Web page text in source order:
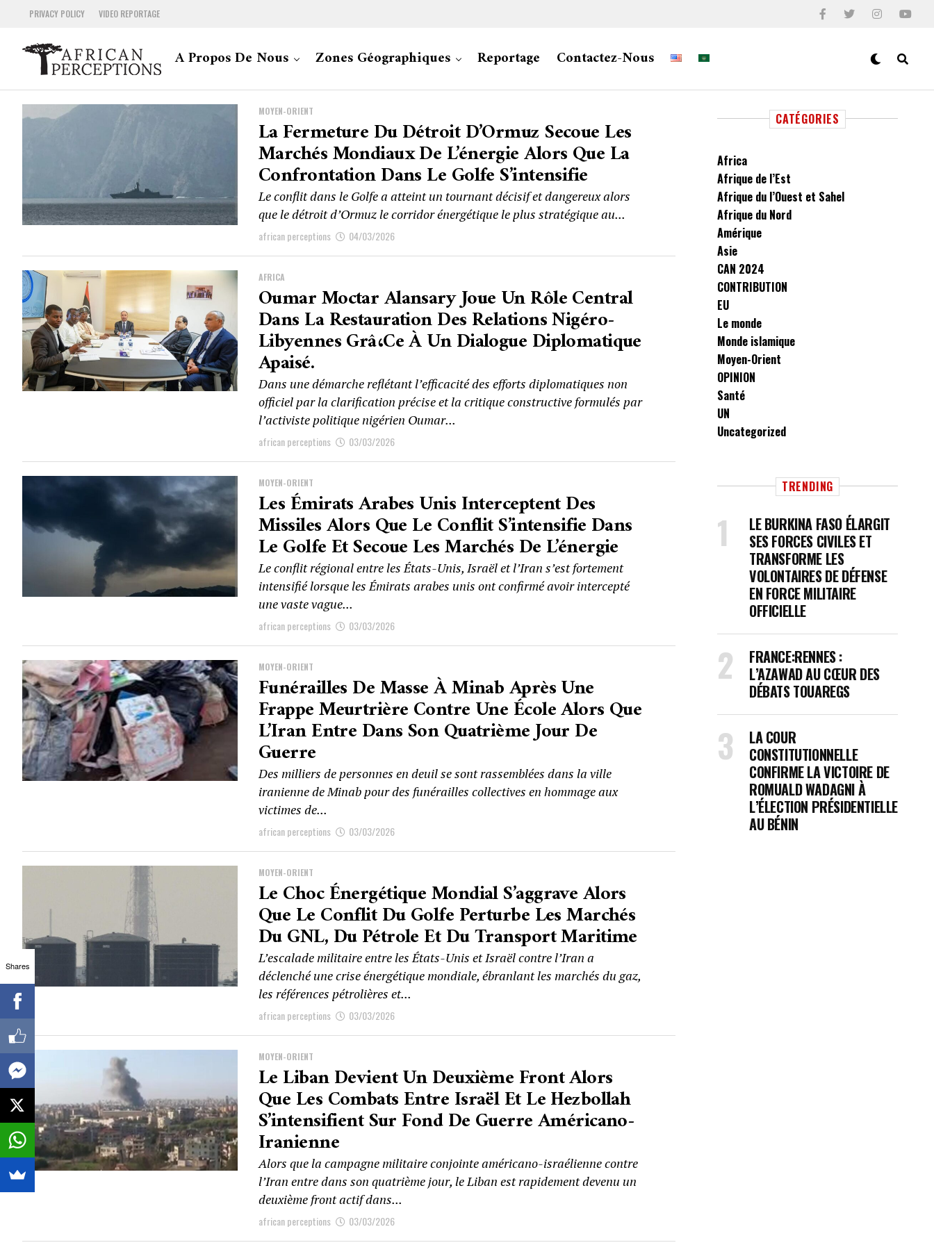
PRIVACY POLICY VIDEO REPORTAGE
A Propos De Nous Zones Géographiques Reportage Contactez-Nous
MOYEN-ORIENT
La Fermeture Du Détroit D’Ormuz Secoue Les
Marchés Mondiaux De L’énergie Alors Que La
Confrontation Dans Le Golfe S’intensifie
Le conflit dans le Golfe a atteint un tournant décisif et dangereux alors
que le détroit d’Ormuz le corridor énergétique le plus stratégique au...
african perceptions 04/03/2026
AFRICA
Oumar Moctar Alansary Joue Un Rôle Central
Dans La Restauration Des Relations Nigéro-
Libyennes Grâ،ce À Un Dialogue Diplomatique
Apaisé.
Dans une démarche reflétant l’efficacité des efforts diplomatiques non
officiel par la clarification précise et la critique constructive formulés par
l’activiste politique nigérien Oumar...
african perceptions 03/03/2026
MOYEN-ORIENT
Les Émirats Arabes Unis Interceptent Des
Missiles Alors Que Le Conflit S’intensifie Dans
Le Golfe Et Secoue Les Marchés De L’énergie
Le conflit régional entre les États-Unis, Israël et l’Iran s’est fortement
intensifié lorsque les Émirats arabes unis ont confirmé avoir intercepté
une vaste vague...
african perceptions 03/03/2026
MOYEN-ORIENT
Funérailles De Masse À Minab Après Une
Frappe Meurtrière Contre Une École Alors Que
L’Iran Entre Dans Son Quatrième Jour De
Guerre
Des milliers de personnes en deuil se sont rassemblées dans la ville
iranienne de Minab pour des funérailles collectives en hommage aux
victimes de...
african perceptions 03/03/2026
MOYEN-ORIENT
Le Choc Énergétique Mondial S’aggrave Alors
Que Le Conflit Du Golfe Perturbe Les Marchés
Du GNL, Du Pétrole Et Du Transport Maritime
L’escalade militaire entre les États-Unis et Israël contre l’Iran a
déclenché une crise énergétique mondiale, ébranlant les marchés du gaz,
les références pétrolières et...
african perceptions 03/03/2026
MOYEN-ORIENT
Le Liban Devient Un Deuxième Front Alors
Que Les Combats Entre Israël Et Le Hezbollah
S’intensifient Sur Fond De Guerre Américano-
Iranienne
Alors que la campagne militaire conjointe américano-israélienne contre
l’Iran entre dans son quatrième jour, le Liban est rapidement devenu un
deuxième front actif dans...
african perceptions 03/03/2026
CATÉGORIES
Africa
Afrique de l’Est
Afrique du l’Ouest et Sahel
Afrique du Nord
Amérique
Asie
CAN 2024
CONTRIBUTION
EU
Le monde
Monde islamique
Moyen-Orient
OPINION
Santé
UN
Uncategorized
TRENDING
LE BURKINA FASO ÉLARGIT
SES FORCES CIVILES ET
TRANSFORME LES
VOLONTAIRES DE DÉFENSE
EN FORCE MILITAIRE
OFFICIELLE
FRANCE:RENNES :
L’AZAWAD AU CŒUR DES
DÉBATS TOUAREGS
LA COUR
CONSTITUTIONNELLE
CONFIRME LA VICTOIRE DE
ROMUALD WADAGNI À
L’ÉLECTION PRÉSIDENTIELLE
AU BÉNIN
Shares